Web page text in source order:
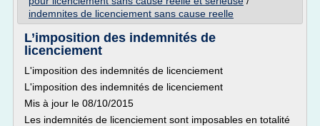
indemnites de licenciement sans cause reelle
L’imposition des indemnités de
licenciement
L'imposition des indemnités de licenciement
L'imposition des indemnités de licenciement
Mis à jour le 08/10/2015
Les indemnités de licenciement sont imposables en totalité